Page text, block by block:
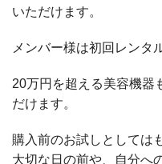
いただけます。
メンバー様は初回レンタ
20万円を超える美容機器
だけます。
購入前のお試しとしては
大切な日の前や、自分へ